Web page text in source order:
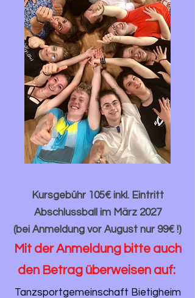
Kursgebühr 105€ inkl. Eintritt
Abschlussball im März 2027
(bei Anmeldung vor August nur 99€ !)
Mit der Anmeldung bitte auch
den Betrag überweisen auf:
Tanzsportgemeinschaft Bietigheim